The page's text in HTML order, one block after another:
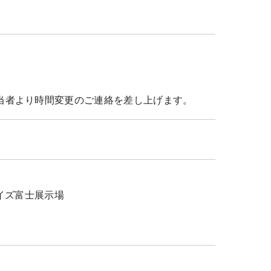
より時間変更のご連絡を差し上げます。
富士展示場